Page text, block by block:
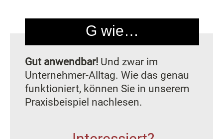
G wie…
Gut anwendbar! Und zwar im
Unternehmer-Alltag. Wie das genau
funktioniert, können Sie in unserem
Praxisbeispiel nachlesen.